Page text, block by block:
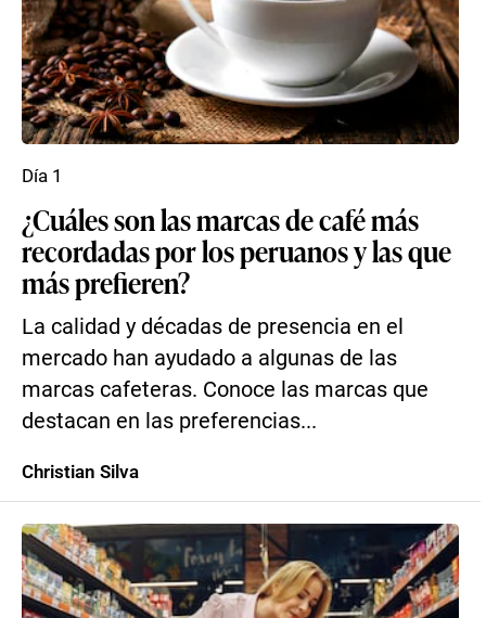
¿Cuáles son las marcas de café más
recordadas por los peruanos y las que
más prefieren?
La calidad y décadas de presencia en el
mercado han ayudado a algunas de las
marcas cafeteras. Conoce las marcas que
destacan en las preferencias...
Día 1
Christian Silva